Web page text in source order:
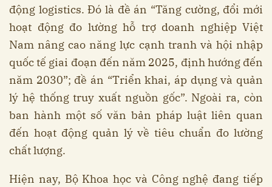
động logistics. Đó là đề án “Tăng cường, đổi mới
hoạt động đo lường hỗ trợ doanh nghiệp Việt
Nam nâng cao năng lực cạnh tranh và hội nhập
quốc tế giai đoạn đến năm 2025, định hướng đến
năm 2030”; đề án “Triển khai, áp dụng và quản
lý hệ thống truy xuất nguồn gốc”. Ngoài ra, còn
ban hành một số văn bản pháp luật liên quan
đến hoạt động quản lý về tiêu chuẩn đo lường
chất lượng.
Hiện nay, Bộ Khoa học và Công nghệ đang tiếp